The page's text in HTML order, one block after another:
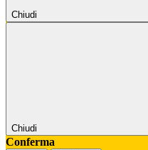
Chiudi
Chiudi
Conferma